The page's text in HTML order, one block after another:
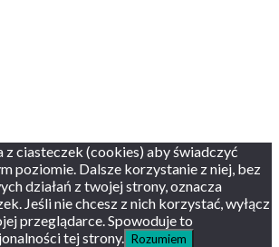
z ciasteczek (cookies) aby świadczyć
poziomie. Dalsze korzystanie z niej, bez
działań z twojej strony, oznacza
Jeśli nie chcesz z nich korzystać, wyłącz
przeglądarce. Spowoduje to
tej strony. Rozumiem